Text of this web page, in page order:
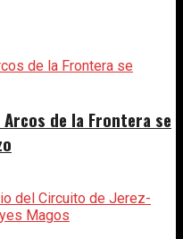
de la Frontera se